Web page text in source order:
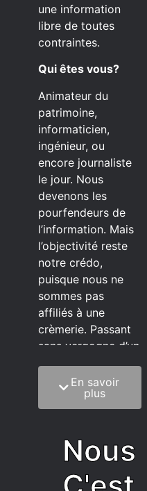
une information
libre de toutes
contraintes.
Qui êtes vous?
Animateur du
patrimoine,
informaticien,
ingénieur, ou
encore journaliste
le jour. Nous
devenons les
pourfendeurs de
l’information. Mais
l’objectivité reste
notre crédo,
puisque nous ne
sommes pas
affiliés à une
crèmerie. Passant
sans vergogne d’un
C’est quoi notre
méthode?
sagesse de la
vieillesse à une
grosse dose
En savoir
plus
Nous